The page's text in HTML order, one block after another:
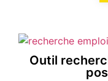
Outil